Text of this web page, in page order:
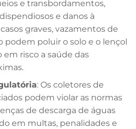
e transbordamentos,
e danos à
graves, vazamentos de
podem poluir o solo e o lençol
risco a saúde das
: Os coletores de
podem violar as normas
de descarga de águas
em multas, penalidades e